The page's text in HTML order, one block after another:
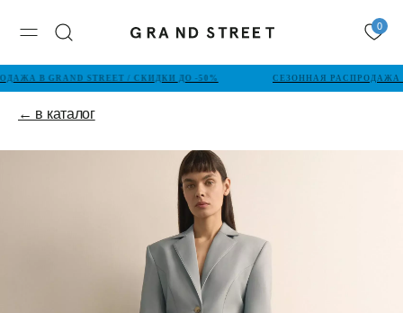
0
В GRAND STREET / СКИДКИ ДО -50% СЕЗОННАЯ РАСПРОДАЖА В
← в каталог